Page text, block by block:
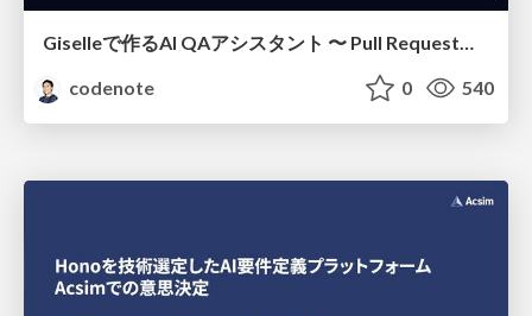
codenote
0 540